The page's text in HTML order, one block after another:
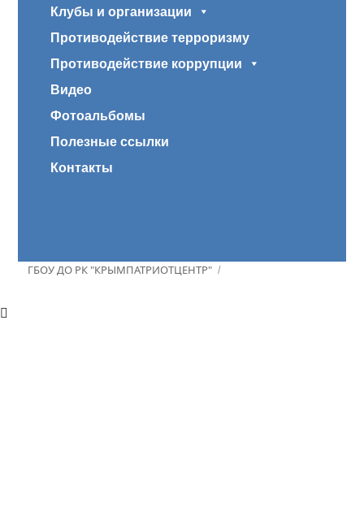
Клубы и организации
Противодействие терроризму
Противодействие коррупции
Видео
Фотоальбомы
Полезные ссылки
Контакты
ГБОУ ДО РК "КРЫМПАТРИОТЦЕНТР"